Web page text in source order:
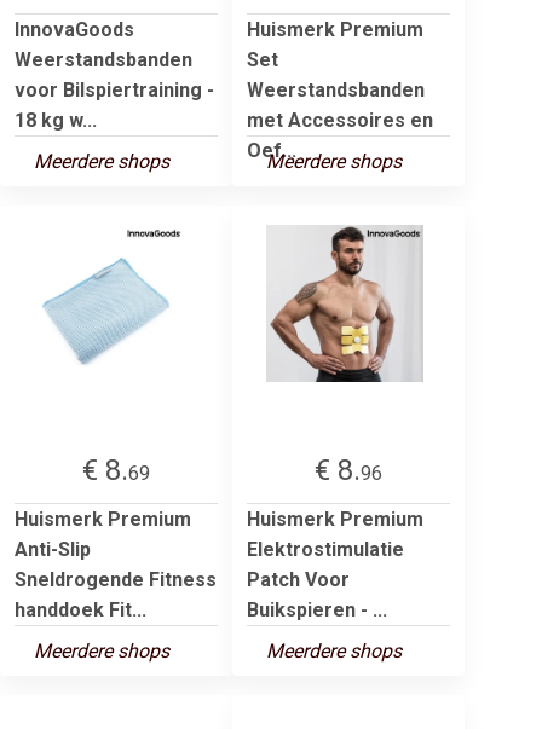
InnovaGoods
Weerstandsbanden
voor Bilspiertraining -
18 kg w...
Meerdere shops
Huismerk Premium
Set
Weerstandsbanden
met Accessoires en
Oef...
Meerdere shops
€ 8.69
Huismerk Premium
Anti-Slip
Sneldrogende Fitness
handdoek Fit...
Meerdere shops
€ 8.96
Huismerk Premium
Elektrostimulatie
Patch Voor
Buikspieren - ...
Meerdere shops